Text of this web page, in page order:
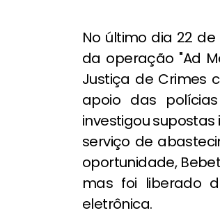
No último dia 22
da operação "Ad
Justiça de Crimes
apoio das
investigou
serviço de
oportunidade,
mas foi liberado
eletrônica.